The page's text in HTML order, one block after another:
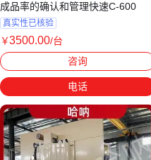
成品率的确认和管理快速C-600
真实性已核验
￥3500.00/台
咨询
电话